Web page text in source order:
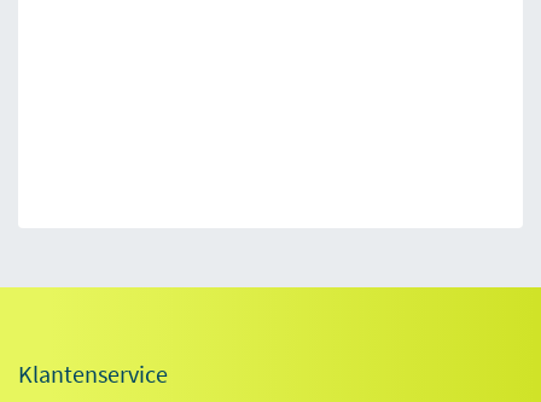
Klantenservice